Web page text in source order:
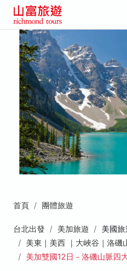
首頁 團體旅遊
台北出發 美加旅遊
美國旅
美東｜美西 ｜大峽谷｜洛磯
美加雙國12日－洛磯山脈四